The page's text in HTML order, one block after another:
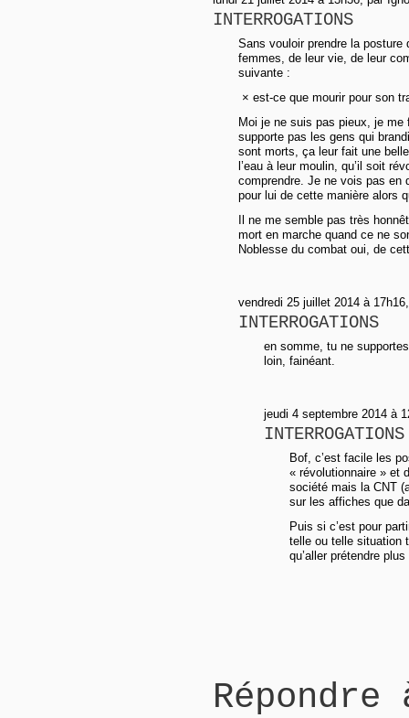
INTERROGATIONS
Sans vouloir prendre la
femmes, de leur vie, de leur
suivante :
× est-ce que mourir pour son
Moi je ne suis pas pieux, je me
supporte pas les gens qui
sont morts, ça leur fait une
l’eau à leur moulin, qu’il soit
comprendre. Je ne vois pas en
pour lui de cette manière alors
Il ne me semble pas très
mort en marche quand ce ne
Noblesse du combat oui, de
vendredi 25 juillet 2014 à
INTERROGATIONS
en somme, tu ne
loin, fainéant.
jeudi 4 septembre 2014 à
INTERROGATIONS
Bof, c’est facile les
« révolutionnaire » et
société mais la CNT
sur les affiches que
Puis si c’est pour
telle ou telle situation
qu’aller prétendre